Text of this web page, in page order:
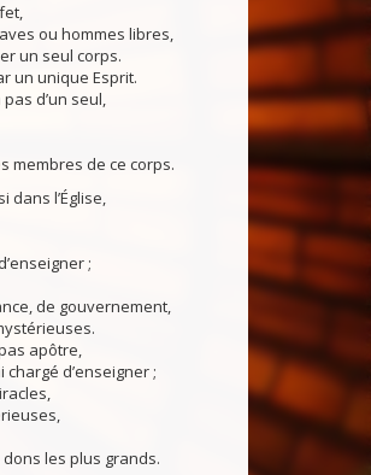
ou hommes libres,
un seul corps.
un unique Esprit.
d’un seul,
membres de ce corps.
dans l’Église,
;
de gouvernement,
apôtre,
d’enseigner ;
les plus grands.